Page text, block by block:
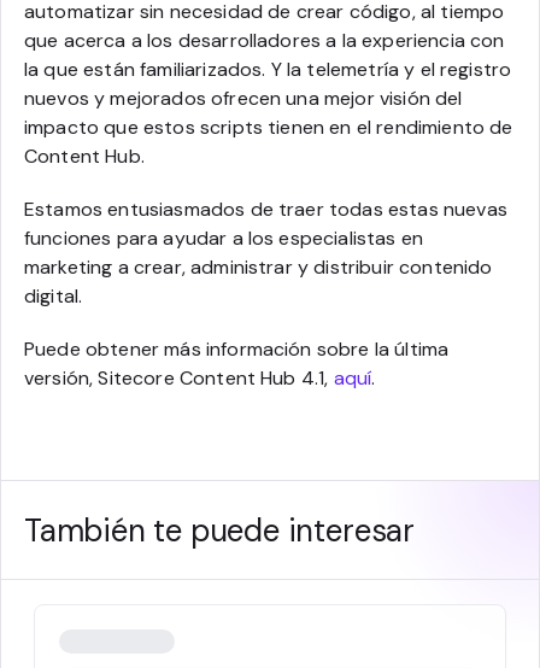
automatizar sin necesidad de crear código, al tiempo
que acerca a los desarrolladores a la experiencia con
la que están familiarizados. Y la telemetría y el registro
nuevos y mejorados ofrecen una mejor visión del
impacto que estos scripts tienen en el rendimiento de
Content Hub.
Estamos entusiasmados de traer todas estas nuevas
funciones para ayudar a los especialistas en
marketing a crear, administrar y distribuir contenido
digital.
Puede obtener más información sobre la última
versión, Sitecore Content Hub 4.1, aquí.
También te puede interesar